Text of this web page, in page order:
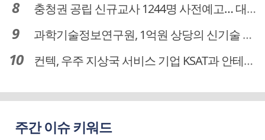
충청권 공립 신규교사 1244명 사전예고… 대전 초등 34명서 4명으로
과학기술정보연구원, 1억원 상당의 신기술 기업 이전 완료
컨텍, 우주 지상국 서비스 기업 KSAT과 안테나 6기 계약 체결
주간 이슈 키워드